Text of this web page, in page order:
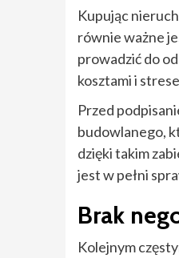
Kupując
równie ważne
prowadzić do
kosztami i
Przed
budowlanego,
dzięki takim
jest w pełni
Brak
Kolejnym